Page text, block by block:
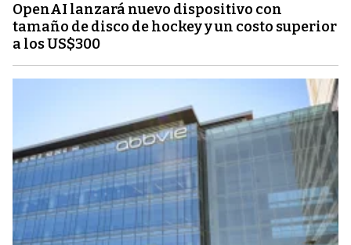
OpenAI lanzará nuevo dispositivo con
tamaño de disco de hockey y un costo superior
a los US$300